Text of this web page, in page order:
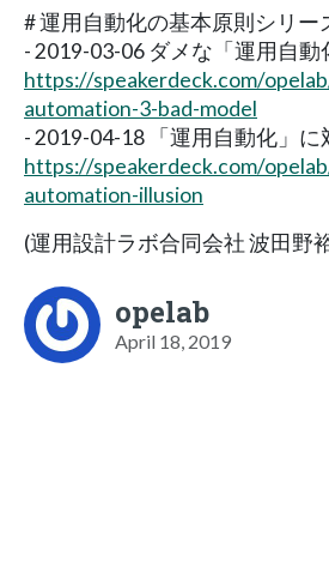
# 運用自動化の基本原則シリー
- 2019-03-06 ダメな「運用自動
https://speakerdeck.com/
automation-3-bad-model
- 2019-04-18 「運用自動化」に
https://speakerdeck.com/
automation-illusion
(運用設計ラボ合同会社 波田野
opelab
April 18, 2019